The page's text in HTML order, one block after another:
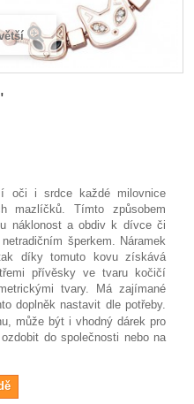
oči i srdce každé milovnice
mazlíčků. Tímto způsobem
náklonost a obdiv k dívce či
šperkem. Náramek
díky tomuto kovu získává
přívěsky ve tvaru kočičí
tvary. Má zajímané
doplněk nastavit dle potřeby.
, může být i vhodný dárek pro
do společnosti nebo na